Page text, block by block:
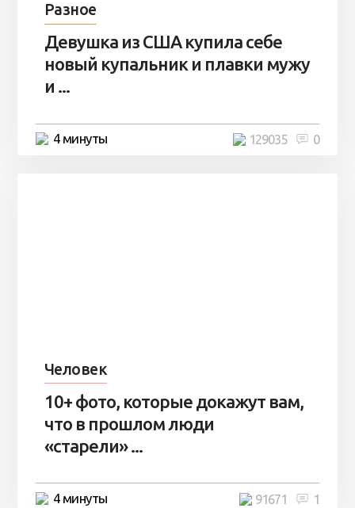
Разное
Девушка из США купила себе
новый купальник и плавки мужу
и ...
4 минуты 0
129035
Человек
10+ фото, которые докажут вам,
что в прошлом люди
«старели» ...
4 минуты 1
91671